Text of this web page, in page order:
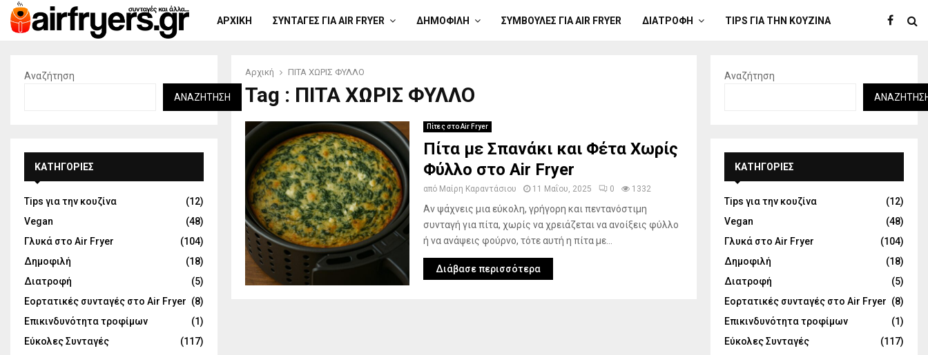
ΑΡΧΙΚΉ ΣΥΝΤΑΓΈΣ ΓΙΑ AIR FRYER ΔΗΜΟΦΙΛΉ ΣΥΜΒΟΥΛΈΣ ΓΙΑ AIR FRYER ΔΙΑΤΡΟΦΉ TIPS ΓΙΑ ΤΗΝ ΚΟΥΖΊΝΑ
Αρχική ΠΙΤΑ ΧΩΡΙΣ ΦΥΛΛΟ
Tag : ΠΙΤΑ ΧΩΡΙΣ ΦΥΛΛΟ
Πίτες στο Air Fryer
Πίτα με Σπανάκι και Φέτα Χωρίς
Φύλλο στο Air Fryer
από Μαίρη Καραντάσιου 11 Μαΐου, 2025 0 1332
Αν ψάχνεις μια εύκολη, γρήγορη και πεντανόστιμη
συνταγή για πίτα, χωρίς να χρειάζεται να ανοίξεις φύλλο
ή να ανάψεις φούρνο, τότε αυτή η πίτα με...
Διάβασε περισσότερα
Αναζήτηση
ΑΝΑΖΉΤΗΣΗ
KΑΤΗΓΟΡΊΕΣ
Tips για την κουζίνα
(12)
Vegan
(48)
Γλυκά στο Air Fryer
(104)
Δημοφιλή
(18)
Διατροφή
(5)
Εορτατικές συνταγές στο Air Fryer (8)
Επικινδυνότητα τροφίμων
(1)
Εύκολες Συνταγές
(117)
Αναζήτηση
KΑΤΗΓΟΡΊΕΣ
Tips για την κουζίνα
(12)
Vegan
(48)
Γλυκά στο Air Fryer
(104)
Δημοφιλή
(18)
Διατροφή
(5)
Εορτατικές συνταγές στο Air Fryer (8)
Επικινδυνότητα τροφίμων
(1)
Εύκολες Συνταγές
(117)